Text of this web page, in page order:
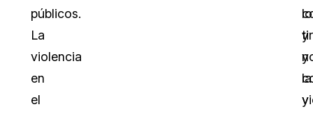
públicos.
La
violencia
en
el
y
y
y
la